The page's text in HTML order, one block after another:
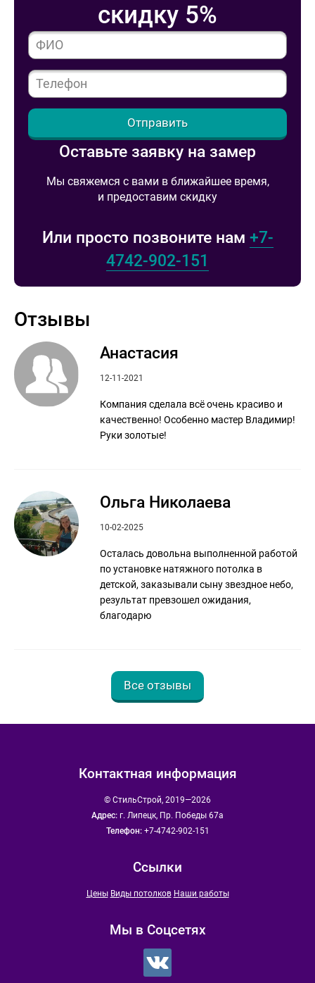
скидку 5%
Отправить
Оставьте заявку на замер
Мы свяжемся с вами в ближайшее время,
и предоставим скидку
Или просто позвоните нам +7-
4742-902-151
Отзывы
Анастасия
12-11-2021
Компания сделала всё очень красиво и
качественно! Особенно мастер Владимир!
Руки золотые!
Ольга Николаева
10-02-2025
Осталась довольна выполненной работой
по установке натяжного потолка в
детской, заказывали сыну звездное небо,
результат превзошел ожидания,
благодарю
Все отзывы
Контактная информация
© СтильСтрой, 2019—2026
Адрес: г. Липецк, Пр. Победы 67а
Телефон:+7-4742-902-151
Ссылки
Цены Виды потолков Наши работы
Мы в Соцсетях